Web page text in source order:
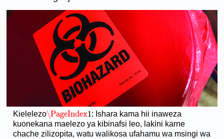
Kielelezo\PageIndex1
\PageIndex1: Ishara kama hii inaweza
kuonekana maelezo ya kibinafsi leo, lakini karne
chache zilizopita, watu walikosa ufahamu wa msingi wa